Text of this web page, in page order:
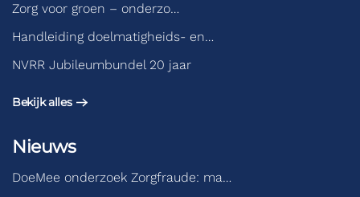
Zorg voor groen – onderzo…
Handleiding doelmatigheids- en…
NVRR Jubileumbundel 20 jaar
Bekijk alles
Nieuws
DoeMee onderzoek Zorgfraude: ma…